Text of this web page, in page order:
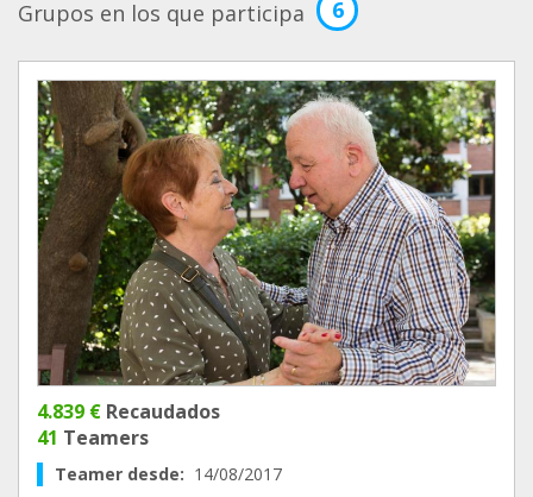
Grupos en los que participa 6
4.839 € Recaudados
41 Teamers
Teamer desde: 14/08/2017